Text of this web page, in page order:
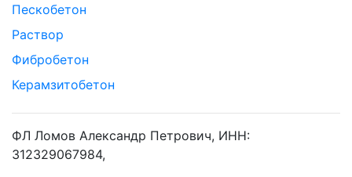
Пескобетон
Раствор
Фибробетон
Керамзитобетон
ФЛ Ломов Александр Петрович, ИНН:
312329067984,